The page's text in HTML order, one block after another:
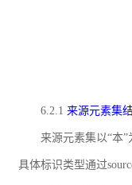
6.2.1 来源元素集
来源元素集以“本
具体标识类型通过